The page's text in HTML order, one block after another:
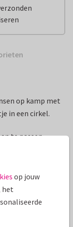
op kamp met
in een cirkel.
te passen
op jouw
het